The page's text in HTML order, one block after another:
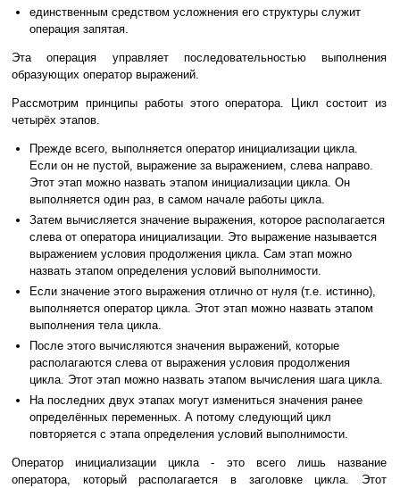
единственным средством усложнения его структуры служит
операция запятая.
Эта операция управляет последовательностью выполнения
образующих оператор выражений.
Рассмотрим принципы работы этого оператора. Цикл состоит из
четырёх этапов.
Прежде всего, выполняется оператор инициализации цикла.
Если он не пустой, выражение за выражением, слева направо.
Этот этап можно назвать этапом инициализации цикла. Он
выполняется один раз, в самом начале работы цикла.
Затем вычисляется значение выражения, которое располагается
слева от оператора инициализации. Это выражение называется
выражением условия продолжения цикла. Сам этап можно
назвать этапом определения условий выполнимости.
Если значение этого выражения отлично от нуля (т.е. истинно),
выполняется оператор цикла. Этот этап можно назвать этапом
выполнения тела цикла.
После этого вычисляются значения выражений, которые
располагаются слева от выражения условия продолжения
цикла. Этот этап можно назвать этапом вычисления шага цикла.
На последних двух этапах могут измениться значения ранее
определённых переменных. А потому следующий цикл
повторяется с этапа определения условий выполнимости.
Оператор инициализации цикла - это всего лишь название
оператора, который располагается в заголовке цикла. Этот